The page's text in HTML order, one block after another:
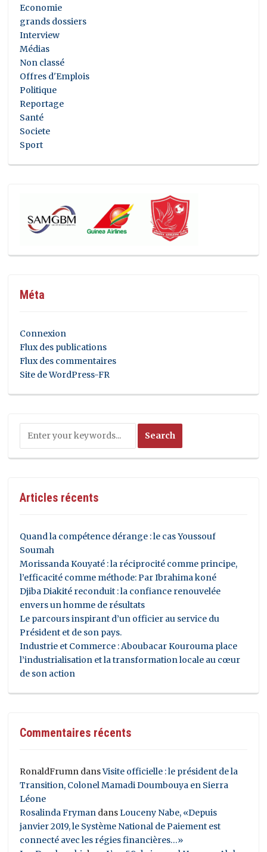
Economie
grands dossiers
Interview
Médias
Non classé
Offres d'Emplois
Politique
Reportage
Santé
Societe
Sport
Méta
Connexion
Flux des publications
Flux des commentaires
Site de WordPress-FR
Articles récents
Quand la compétence dérange : le cas Youssouf
Soumah
Morissanda Kouyaté : la réciprocité comme principe,
l’efficacité comme méthode: Par Ibrahima koné
Djiba Diakité reconduit : la confiance renouvelée
envers un homme de résultats
Le parcours inspirant d’un officier au service du
Président et de son pays.
Industrie et Commerce : Aboubacar Kourouma place
l’industrialisation et la transformation locale au cœur
de son action
Commentaires récents
RonaldFrumn dansVisite officielle : le président de la
Transition, Colonel Mamadi Doumbouya en Sierra
Léone
Rosalinda Fryman dansLouceny Nabe, «Depuis
janvier 2019, le Système National de Paiement est
connecté avec les régies financières…»